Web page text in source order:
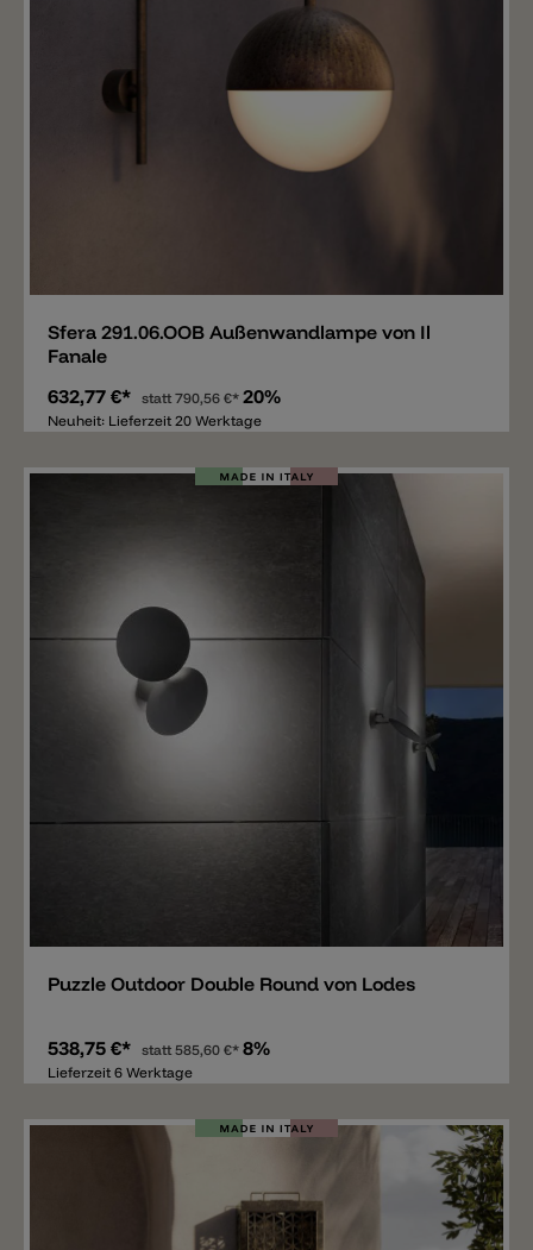
Sfera 291.06.OOB Außenwandlampe von Il
Fanale
632,77 €* statt790,56 €* 20%
Neuheit: Lieferzeit 20 Werktage
Puzzle Outdoor Double Round von Lodes
538,75 €* statt585,60 €* 8%
Lieferzeit 6 Werktage